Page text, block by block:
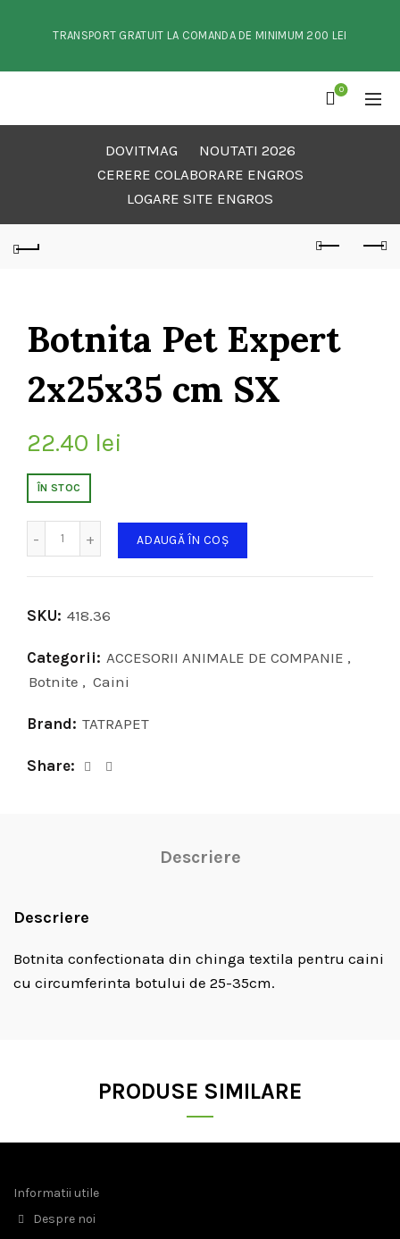
TRANSPORT GRATUIT LA COMANDA DE MINIMUM 200 LEI
0
DOVITMAG
NOUTATI 2026
CERERE COLABORARE ENGROS
LOGARE SITE ENGROS
Botnita Pet Expert
2x25x35 cm SX
22.40 lei
ÎN STOC
ADAUGĂ ÎN COȘ
SKU: 418.36
Categorii: ACCESORII ANIMALE DE COMPANIE ,
Botnite , Caini
Brand: TATRAPET
Share
Descriere
Descriere
Botnita confectionata din chinga textila pentru caini
cu circumferinta botului de 25-35cm.
PRODUSE SIMILARE
Informatii utile
Despre noi